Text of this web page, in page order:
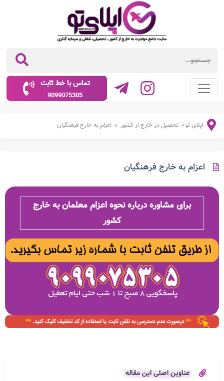
تماس با خط ثابت
9099075305
اپلای تو> تحصیل در خارج از کشور > اعزام به خارج فرهنگیان
اعزام به خارج فرهنگیان
برای مشاوره درباره نحوه اعزام معلمان به خارج
کشور
عناوین اصلی این مقاله